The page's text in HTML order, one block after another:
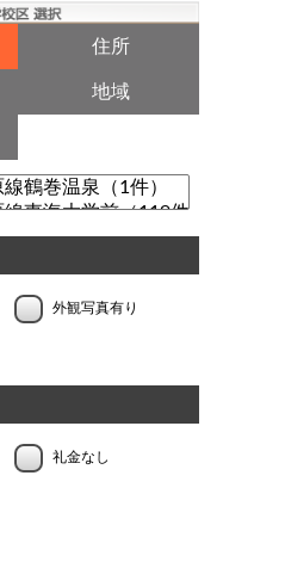
住所
地域
外観写真有り
礼金なし